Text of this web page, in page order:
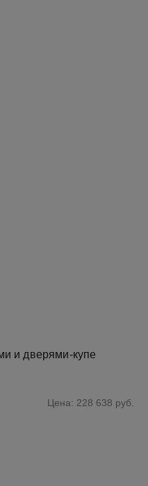
и дверями-купе
Цена: 228 638 руб.